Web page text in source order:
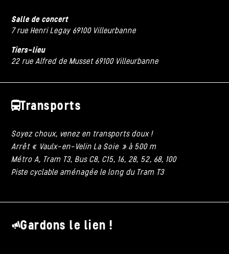
Salle de concert
7 rue Henri Legay 69100 Villeurbanne
Tiers-lieu
22 rue Alfred de Musset 69100 Villeurbanne
Transports
Soyez choux, venez en transports doux !
Arrêt « Vaulx-en-Velin La Soie » à 500 m
Métro A, Tram T3, Bus C8, C15, 16, 28, 52, 68, 100
Piste cyclable aménagée le long du Tram T3
Gardons le lien !